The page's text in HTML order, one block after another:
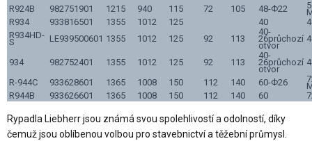
R924B
982751901 1215 940 115 72 105 48-Ф22
R934
933816501 1355 1012 125 40
R934HD-
S LE939500601 1355 1012 125 92 113
40-
26průchozí
otvor
934 982752401 1355 1012 125 92 113
40-
26průchozí
otvor
R-944C
933628601 1365 1008 150 112 140 60-Ф26
R944B
933626601 1365 1008 150 112 140 60
Rypadla Liebherr jsou známá svou spolehlivostí a odolností, díky
čemuž jsou oblíbenou volbou pro stavebnictví a těžební průmysl.